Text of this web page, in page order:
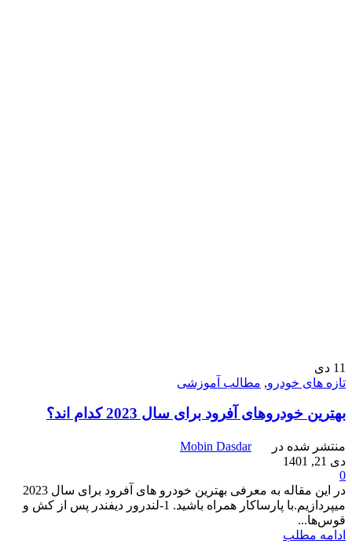
11 دی
تازه های خودرو, مطالب آموزشی
بهترین خودروهای آفرود برای سال 2023 کدام اند؟
منتشر شده در
Mobin Dasdar
دی 21, 1401
0
در این مقاله به معرفی بهترین خودرو های آفرود برای سال 2023
میپردازیم.با پارساکار همراه باشید. 1-لندرور دیفندر پس از کش و
قوس‌ها...
ادامه مطلب